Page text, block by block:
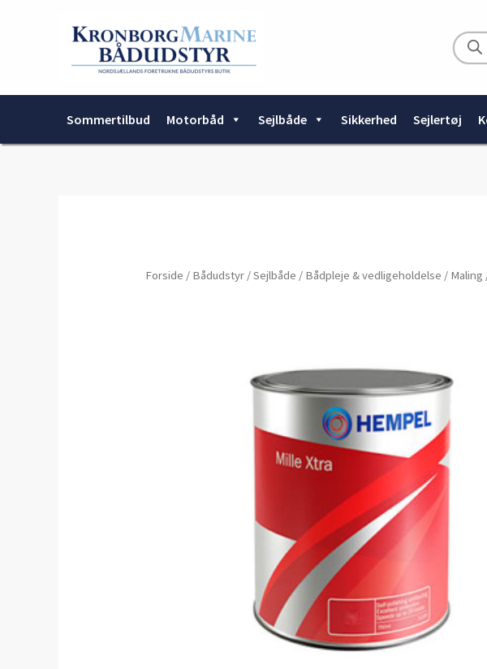
search
Sommertilbud Motorbåd Sejlbåde Sikkerhed Sejlertøj
Forside / Bådudstyr/Sejlbåde / Bådpleje & vedligeholdelse / Maling